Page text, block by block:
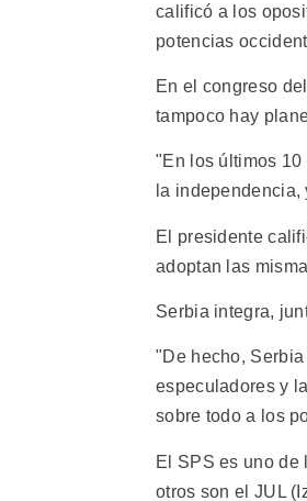
calificó a los
potencias
En el congreso
tampoco hay
"En los últimos
la
El presidente
adoptan las
Serbia integra,
"De hecho,
especuladores y
sobre todo a los
El SPS es uno de
otros son el JUL